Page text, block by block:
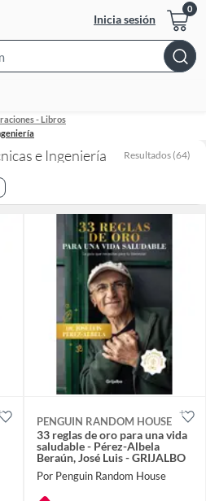
Inicia sesión
Bar
- Libros
e Ingeniería Resultados (64)
PENGUIN RANDOM HOUSE
33 reglas de oro para una vida
saludable - Pérez-Albela
Beraún, José Luis - GRIJALBO
Por Penguin Random House